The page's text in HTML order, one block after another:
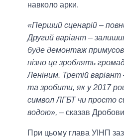
навколо арки.
«Перший сценарій –
Другий варіант –
буде демонтаж
пізно це зроблять
Леніним. Третій
та зробити, як у 2017
символ ЛГБТ чи просто
водою», – сказав
При цьому глава УІНП